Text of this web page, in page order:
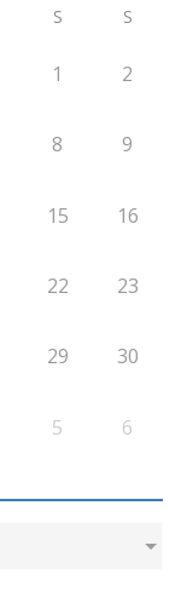
S S
1 2
8 9
15 16
22 23
29 30
5 6